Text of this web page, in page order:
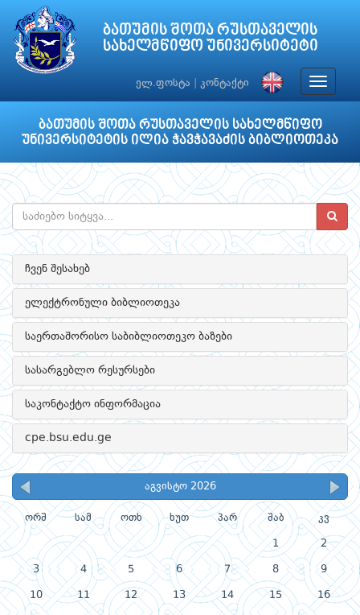
ბათუმის შოთა რუსთაველის
სახელმწიფო უნივერსიტეტი
ელ.ფოსტა კონტაქტი
Toggle
ბათუმის შოთა რუსთაველის სახელმწიფო
უნივერსიტეტის ილია ჭავჭავაძის ბიბლიოთეკა
ჩვენ შესახებ
ელექტრონული ბიბლიოთეკა
საერთაშორისო საბიბლიოთეკო ბაზები
სასარგებლო რესურსები
საკონტაქტო ინფორმაცია
cpe.bsu.edu.ge
აგვისტო 2026
ორშ სამ ოთხ ხუთ პარ შაბ კვ
1 2
3 4 5 6 7 8 9
10 11 12 13 14 15 16